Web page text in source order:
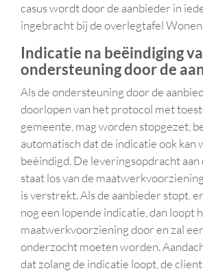
casus wordt door de aanbieder in
ingebracht bij de overlegtafel
Indicatie na beëindiging
ondersteuning door de
Als de ondersteuning door de
doorlopen van het protocol met
gemeente, mag worden stopgezet,
automatisch dat de indicatie ook kan
beëindigd. De leveringsopdracht aan
staat los van de
is verstrekt. Als de aanbieder stopt,
nog een lopende indicatie, dan loopt
maatwerkvoorziening door en zal
onderzocht moeten worden.
dat zolang de indicatie loopt, de